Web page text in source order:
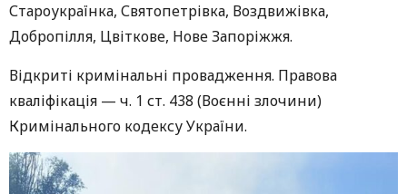
Староукраїнка, Святопетрівка, Воздвижівка,
Добропілля, Цвіткове, Нове Запоріжжя.
Відкриті кримінальні провадження. Правова
кваліфікація — ч. 1 ст. 438 (Воєнні злочини)
Кримінального кодексу України.